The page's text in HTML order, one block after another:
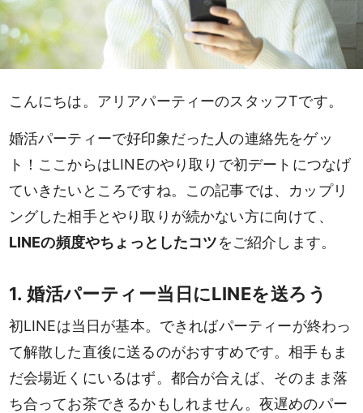
こんにちは。アリアパーティーのスタッフTです。
婚活パーティーで好印象だった人の連絡先をゲッ
ト！ここからはLINEのやり取りで初デートにつなげ
ていきたいところですね。この記事では、カップリ
ングした相手とやり取りが続かない方に向けて、
LINEの頻度やちょっとしたコツをご紹介します。
1. 婚活パーティー当日にLINEを送ろう
初LINEは当日が基本。できればパーティーが終わっ
て解散した直後に送るのがおすすめです。相手もま
だ会場近くにいるはず。都合が合えば、そのまま落
ち合ってお茶できるかもしれません。夜遅めのパー